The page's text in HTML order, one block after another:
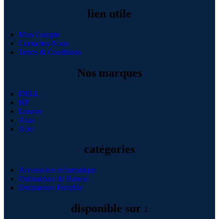
lien utile
Mon Compte
Contactez-Nous
Terms & Conditions
Nos marques
DELL
HP
Lenovo
Asus
Acer
catégories
Accessoires informatique
Ordinateurs de Bureau
Ordinateurs Portable
disponible sur :